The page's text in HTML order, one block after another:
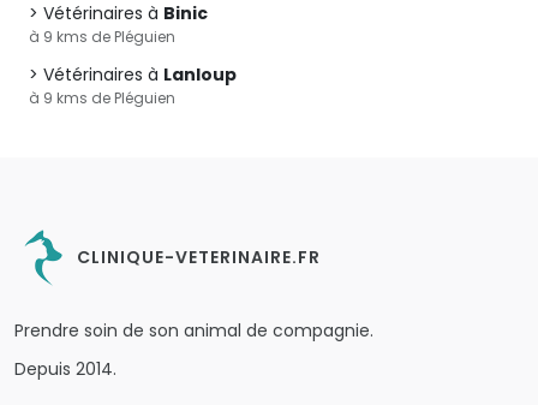
Vétérinaires à Binic
à 9 kms de Pléguien
Vétérinaires à Lanloup
à 9 kms de Pléguien
CLINIQUE-VETERINAIRE.FR
Prendre soin de son animal de compagnie.
Depuis 2014.